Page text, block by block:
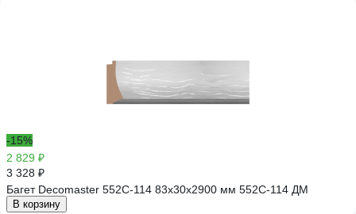
-15%
2 829 ₽
3 328 ₽
Багет Decomaster 552C-114 83x30x2900 мм 552C-114 ДМ
В корзину